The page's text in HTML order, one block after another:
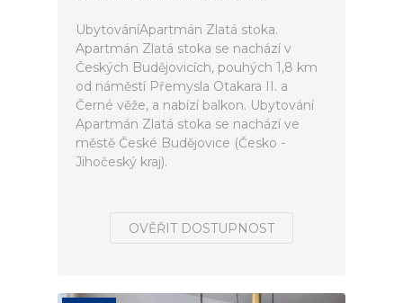
UbytováníApartmán Zlatá stoka.
Apartmán Zlatá stoka se nachází v
Českých Budějovicích, pouhých 1,8 km
od náměstí Přemysla Otakara II. a
Černé věže, a nabízí balkon. Ubytování
Apartmán Zlatá stoka se nachází ve
městě České Budějovice (Česko -
Jihočeský kraj).
OVĚŘIT DOSTUPNOST